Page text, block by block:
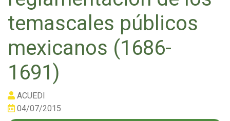
temascales públicos
mexicanos (1686-
1691)
ACUEDI
04/07/2015